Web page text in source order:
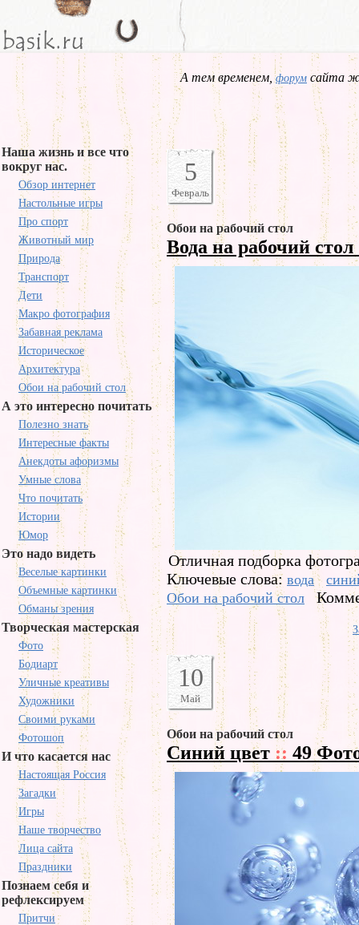
А тем временем,форум сайта
Наша жизнь и все что
вокруг нас.
Обзор интернет
Настольные игры
Про спорт
Животный мир
Природа
Транспорт
Дети
Макро фотография
Забавная реклама
Историческое
Архитектура
Обои на рабочий стол
А это интересно почитать
Полезно знать
Интересные факты
Анекдоты афоризмы
Умные слова
Что почитать
Истории
Юмор
Это надо видеть
Веселые картинки
Объемные картинки
Обманы зрения
Творческая мастерская
Фото
Бодиарт
Уличные креативы
Художники
Своими руками
Фотошоп
И что касается нас
Настоящая Россия
Загадки
Игры
Наше творчество
Лица сайта
Праздники
Познаем себя и
рефлексируем
Притчи
5
Февраль
Обои на рабочий стол
Вода на рабочий стол
Отличная подборка
Ключевые слова: вода
Обои на рабочий стол
10
Май
Обои на рабочий стол
Синий цвет :: 49